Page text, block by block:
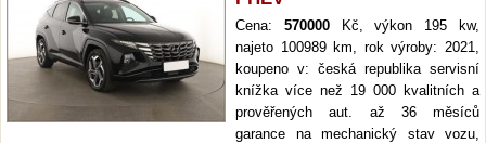
Cena: 570000Kč, výkon 195 kw,
najeto 100989 km, rok výroby: 2021,
koupeno v: česká republika servisní
knížka více než 19 000 kvalitních a
prověřených aut. až 36 měsíců
garance na mechanický stav vozu,